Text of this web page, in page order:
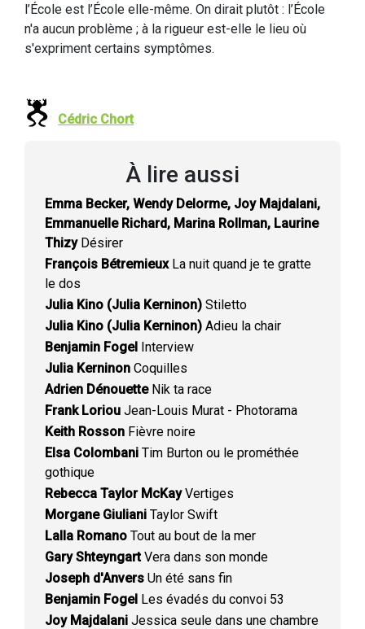
l’École est l’École elle-même. On dirait plutôt : l’École
n'a aucun problème ; à la rigueur est-elle le lieu où
s'expriment certains symptômes.
Cédric Chort
À lire aussi
Emma Becker, Wendy Delorme, Joy Majdalani,
Emmanuelle Richard, Marina Rollman, Laurine
ThizyDésirer
François BétremieuxLa nuit quand je te gratte
le dos
Julia Kino (Julia Kerninon) Stiletto
Julia Kino (Julia Kerninon) Adieu la chair
Benjamin Fogel Interview
Julia Kerninon Coquilles
Adrien DénouetteNik ta race
Frank Loriou Jean-Louis Murat - Photorama
Keith Rosson Fièvre noire
Elsa Colombani Tim Burton ou le prométhée
gothique
Rebecca Taylor McKayVertiges
Morgane Giuliani Taylor Swift
Lalla Romano Tout au bout de la mer
Gary ShteyngartVera dans son monde
Joseph d'Anvers Un été sans fin
Benjamin Fogel Les évadés du convoi 53
Joy Majdalani Jessica seule dans une chambre